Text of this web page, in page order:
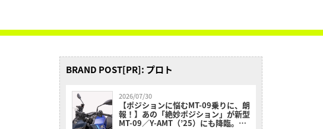
BRAND POST[PR]: プロト
2026/07/30
【ポジションに悩むMT-09乗りに、朗
報！】あの「絶妙ポジション」が新型
MT-09／Y-AMT（’25）にも降臨。プ